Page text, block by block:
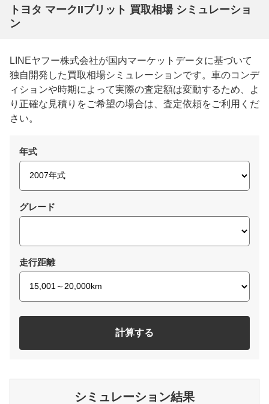
トヨタ マークIIブリット 買取相場 シミュレーショ
ン
LINEヤフー株式会社が国内マーケットデータに基づいて
独自開発した買取相場シミュレーションです。車のコンデ
ィションや時期によって実際の査定額は変動するため、よ
り正確な見積りをご希望の場合は、査定依頼をご利用くだ
さい。
年式
グレード
走行距離
計算する
シミュレーション結果